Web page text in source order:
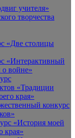
учителя»
творчества
«Две столицы
«Интерактивный
войне»
«Традиции
края»
конкурс
«История моей
края»